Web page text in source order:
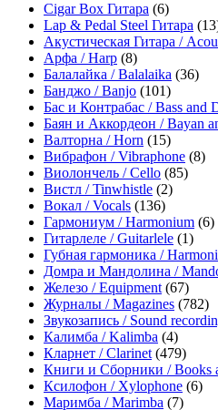
Cigar Box Гитара (6)
Lap & Pedal Steel Гитара
Акустическая Гитара /
Арфа / Harp (8)
Балалайка / Balalaika (36)
Банджо / Banjo (101)
Бас и Контрабас / Bass and
Баян и Аккордеон / Bayan
Валторна / Horn (15)
Вибрафон / Vibraphone (8)
Виолончель / Cello (85)
Вистл / Tinwhistle (2)
Вокал / Vocals (136)
Гармониум / Harmonium (6)
Гитарлеле / Guitarlele (1)
Губная гармоника /
Домра и Мандолина /
Железо / Equipment (67)
Журналы / Magazines (782)
Звукозапись / Sound
Калимба / Kalimba (4)
Кларнет / Clarinet (479)
Книги и Сборники / Books
Ксилофон / Xylophone (6)
Маримба / Marimba (7)